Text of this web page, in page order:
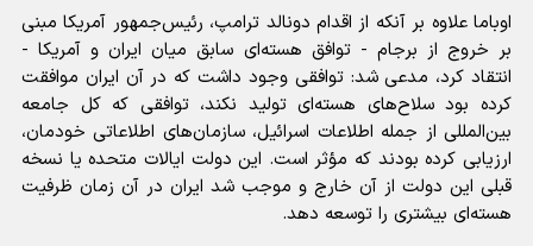
اوباما علاوه بر آنکه از اقدام دونالد ترامپ، رئیس‌جمهور آمریکا مبنی
بر خروج از برجام - توافق هسته‌ای سابق میان ایران و آمریکا -
انتقاد کرد، مدعی شد: توافقی وجود داشت که در آن ایران موافقت
کرده بود سلاح‌های هسته‌ای تولید نکند، توافقی که کل جامعه
بین‌المللی از جمله اطلاعات اسرائیل، سازمان‌های اطلاعاتی خودمان،
ارزیابی کرده بودند که مؤثر است. این دولت ایالات متحده یا نسخه
قبلی این دولت از آن خارج و موجب شد ایران در آن زمان ظرفیت
هسته‌ای بیشتری را توسعه دهد.